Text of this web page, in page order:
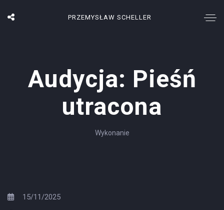
PRZEMYSŁAW SCHELLER
Audycja: Pieśń
utracona
Wykonanie
15/11/2025